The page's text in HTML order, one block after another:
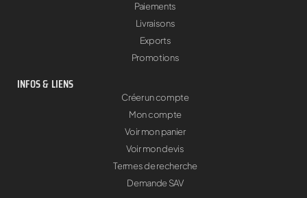
Paiements
Livraisons
Exports
Promotions
INFOS & LIENS
Créer un compte
Mon compte
Voir mon panier
Voir mon devis
Termes de recherche
Demande SAV